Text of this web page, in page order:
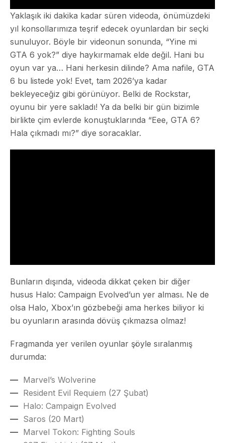
Yaklaşık iki dakika kadar süren videoda, önümüzdeki
yıl konsollarımıza teşrif edecek oyunlardan bir seçki
sunuluyor. Böyle bir videonun sonunda, “Yine mi
GTA 6 yok?” diye haykırmamak elde değil. Hani bu
oyun var ya… Hani herkesin dilinde? Ama nafile, GTA
6 bu listede yok! Evet, tam 2026’ya kadar
bekleyeceğiz gibi görünüyor. Belki de Rockstar,
oyunu bir yere sakladı! Ya da belki bir gün bizimle
birlikte çim evlerde konuştuklarında “Eee, GTA 6?
Hala çıkmadı mı?” diye soracaklar.
Bunların dışında, videoda dikkat çeken bir diğer
husus Halo: Campaign Evolved’un yer alması. Ne de
olsa Halo, Xbox’ın gözbebeği ama herkes biliyor ki
bu oyunların arasında dövüş çıkmazsa olmaz!
Fragmanda yer verilen oyunlar şöyle sıralanmış
durumda:
Marvel’s Wolverine
Resident Evil Requiem (27 Şubat)
Halo: Campaign Evolved
Saros (20 Mart)
Marvel Tokon: Fighting Souls